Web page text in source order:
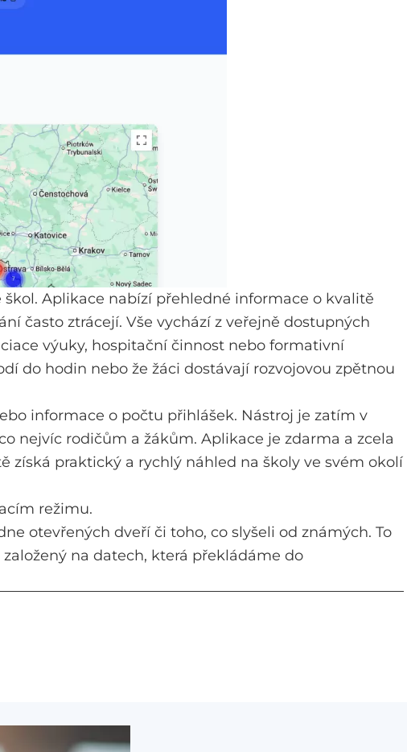
Aplikace nabízí přehledné informace o kvalitě
často ztrácejí. Vše vychází z veřejně dostupných
výuky, hospitační činnost nebo formativní
do hodin nebo že žáci dostávají rozvojovou zpětnou
informace o počtu přihlášek. Nástroj je zatím v
nejvíc rodičům a žákům. Aplikace je zdarma a zcela
získá praktický a rychlý náhled na školy ve svém okolí
režimu.
otevřených dveří či toho, co slyšeli od známých. To
na datech, která překládáme do